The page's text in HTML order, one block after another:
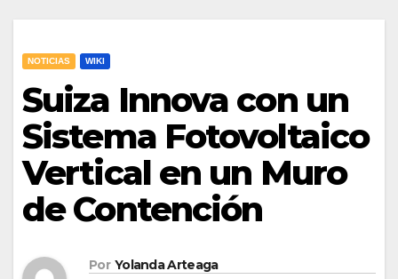
NOTICIAS WIKI
Suiza Innova con un
Sistema Fotovoltaico
Vertical en un Muro
de Contención
Por Yolanda Arteaga